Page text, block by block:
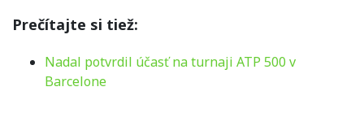
Prečítajte si tiež:
Nadal potvrdil účasť na turnaji ATP 500 v
Barcelone